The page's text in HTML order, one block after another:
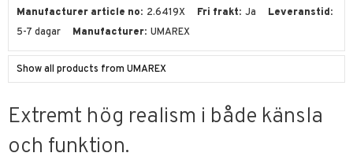
Manufacturer article no
2.6419X Fri frakt Ja
Leveranstid
5-7 dagar
Manufacturer UMAREX
Show all products from UMAREX
Extremt hög realism i både känsla
och funktion.